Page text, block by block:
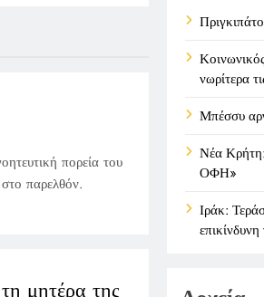
Νέα Κρήτη: Σαρακήνικο και η
πορεία του
παρελθόν.
μητέρα της
νωρίτερα
Μπέσσυ
Νέα
ΟΦΗ»
Ιράκ: